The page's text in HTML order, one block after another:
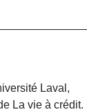
Laval,
La vie à crédit.